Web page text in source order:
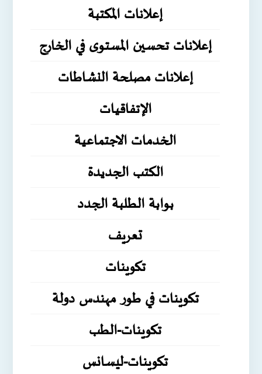
إعلانات المكتبة
إعلانات تحسين المستوى في الخارج
إعلانات مصلحة النشاطات
الإتفاقيات
الخدمات الاجتماعية
الكتب الجديدة
بوابة الطلبة الجدد
تعريف
تكوينات
تكوينات في طور مهندس دولة
تكوينات-الطب
تكوينات-ليسانس